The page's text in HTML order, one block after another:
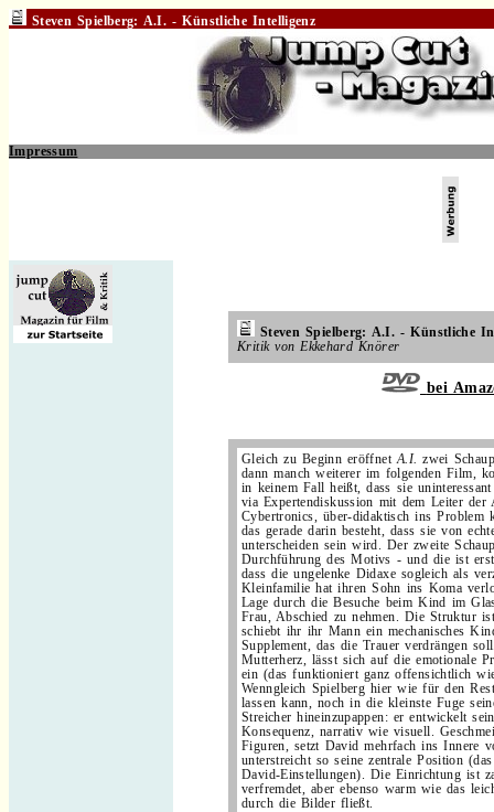
Steven Spielberg: A.I. - Künstliche Intelligenz
Impressum
Steven Spielberg: A.I. - Künstliche
Kritik von Ekkehard Knörer
bei
Gleich zu Beginn eröffnetA.I.zwei
dann manch weiterer im folgenden Film,
in keinem Fall heißt, dass sie
via Expertendiskussion mit dem Leiter der
Cybertronics, über-didaktisch ins Problem
das gerade darin besteht, dass sie von
unterscheiden sein wird. Der zweite
Durchführung des Motivs - und die ist
dass die ungelenke Didaxe sogleich als
Kleinfamilie hat ihren Sohn ins Koma
Lage durch die Besuche beim Kind im
Frau, Abschied zu nehmen. Die Struktur
schiebt ihr ihr Mann ein mechanisches
Supplement, das die Trauer verdrängen
Mutterherz, lässt sich auf die emotionale
ein (das funktioniert ganz offensichtlich
Wenngleich Spielberg hier wie für den
lassen kann, noch in die kleinste Fuge
Streicher hineinzupappen: er entwickelt
Konsequenz, narrativ wie visuell.
Figuren, setzt David mehrfach ins Innere
unterstreicht so seine zentrale Position
David-Einstellungen). Die Einrichtung ist
verfremdet, aber ebenso warm wie das
durch die Bilder fließt.